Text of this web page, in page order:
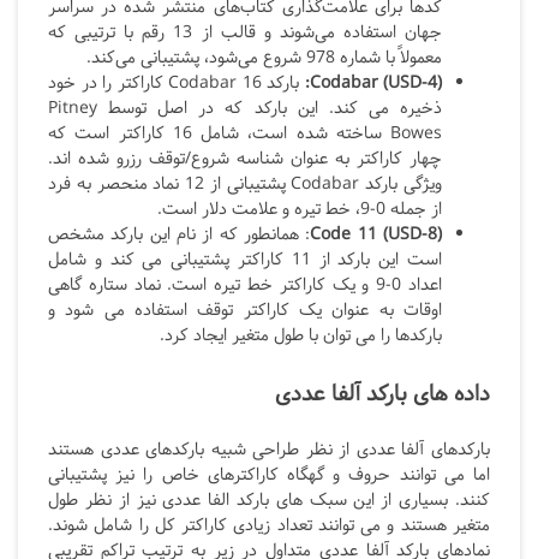
کدها برای علامت‌گذاری کتاب‌های منتشر شده در سراسر
جهان استفاده می‌شوند و قالب از 13 رقم با ترتیبی که
معمولاً با شماره 978 شروع می‌شود، پشتیبانی می‌کند.
Codabar (USD-4)
:
بارکد Codabar 16 کاراکتر را در خود
ذخیره می کند. این بارکد که در اصل توسط Pitney
Bowes
ساخته شده است، شامل 16 کاراکتر است که
چهار کاراکتر به عنوان شناسه شروع/توقف رزرو شده اند.
ویژگی بارکد Codabar
پشتیبانی از 12 نماد منحصر به فرد
از جمله 0-9، خط تیره و علامت دلار است.
Code 11 (USD-8): همانطور که از نام این بارکد مشخص
است این بارکد از 11 کاراکتر پشتیبانی می کند و شامل
اعداد 0-9 و یک کاراکتر خط تیره است. نماد ستاره گاهی
اوقات به عنوان یک کاراکتر توقف استفاده می شود و
بارکدها را می توان با طول متغیر ایجاد کرد.
داده های بارکد آلفا عددی
بارکدهای آلفا عددی از نظر طراحی شبیه بارکدهای عددی هستند
اما می توانند حروف و گهگاه کاراکترهای خاص را نیز پشتیبانی
کنند. بسیاری از این سبک های بارکد الفا عددی نیز از نظر طول
متغیر هستند و می توانند تعداد زیادی کاراکتر کل را شامل شوند.
نمادهای بارکد آلفا عددی متداول در زیر به ترتیب تراکم تقریبی